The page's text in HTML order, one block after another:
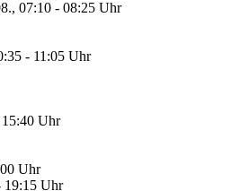
07:10 - 08:25 Uhr
- 11:05 Uhr
Uhr
Uhr
19:15 Uhr